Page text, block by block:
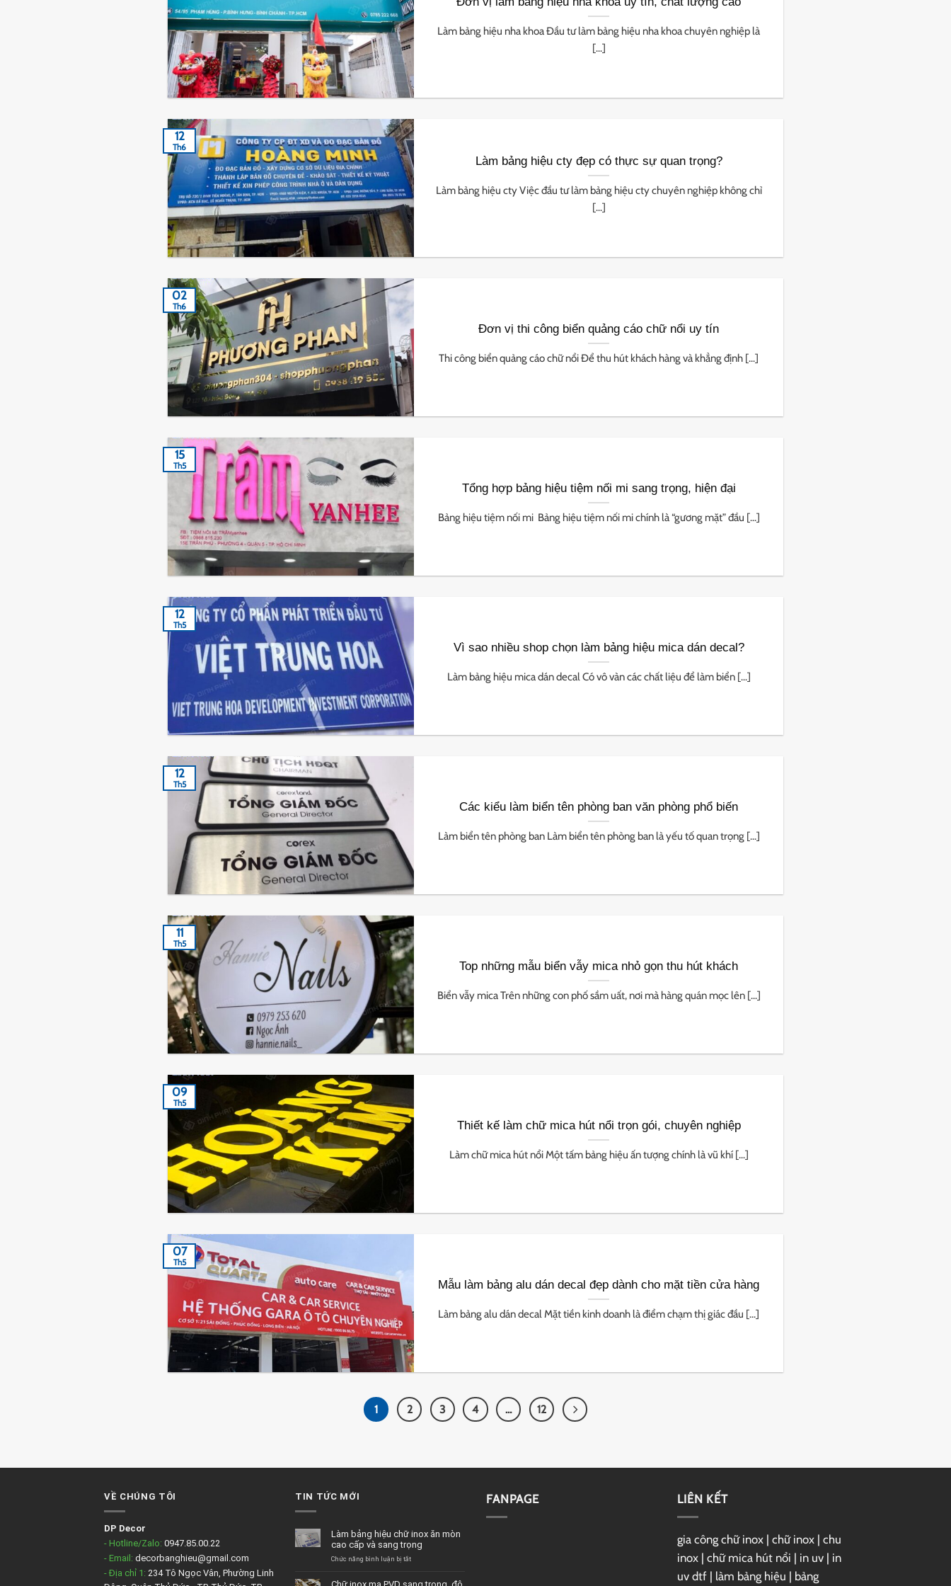
Làm bảng hiệu nha khoa Đầu tư làm bảng hiệu nha khoa chuyên nghiệp là
[...]
Làm bảng hiệu cty đẹp có thực sự quan trọng?
Làm bảng hiệu cty Việc đầu tư làm bảng hiệu cty chuyên nghiệp không chỉ
[...]
12
Th6
Đơn vị thi công biển quảng cáo chữ nổi uy tín
Thi công biển quảng cáo chữ nổi Để thu hút khách hàng và khẳng định [...]
02
Th6
Tổng hợp bảng hiệu tiệm nối mi sang trọng, hiện đại
Bảng hiệu tiệm nối mi Bảng hiệu tiệm nối mi chính là “gương mặt” đầu [...]
15
Th5
Vì sao nhiều shop chọn làm bảng hiệu mica dán decal?
Làm bảng hiệu mica dán decal Có vô vàn các chất liệu để làm biển [...]
12
Th5
Các kiểu làm biển tên phòng ban văn phòng phổ biến
Làm biển tên phòng ban Làm biển tên phòng ban là yếu tố quan trọng [...]
12
Th5
Top những mẫu biển vẫy mica nhỏ gọn thu hút khách
Biển vẫy mica Trên những con phố sầm uất, nơi mà hàng quán mọc lên [...]
11
Th5
Thiết kế làm chữ mica hút nổi trọn gói, chuyên nghiệp
Làm chữ mica hút nổi Một tấm bảng hiệu ấn tượng chính là vũ khí [...]
09
Th5
Mẫu làm bảng alu dán decal đẹp dành cho mặt tiền cửa hàng
Làm bảng alu dán decal Mặt tiền kinh doanh là điểm chạm thị giác đầu [...]
07
Th5
1 2 3 4 … 12
VỀ CHÚNG TÔI
DP Decor
- Hotline/Zalo: 0947.85.00.22
- Email: decorbanghieu@gmail.com
- Địa chỉ 1: 234 Tô Ngọc Vân, Phường Linh
TIN TỨC MỚI
Làm bảng hiệu chữ inox ăn mòn
cao cấp và sang trọng
Chức năng bình luận bị tắtở
FANPAGE LIÊN KẾT
gia công chữ inox | chữ inox | chu
inox | chữ mica hút nổi | in uv | in
uv dtf | làm bảng hiệu | bảng